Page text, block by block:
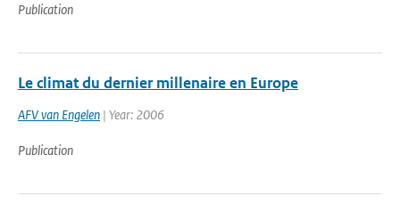
Publication
Le climat du dernier millenaire en Europe
AFV van Engelen | Year: 2006
Publication